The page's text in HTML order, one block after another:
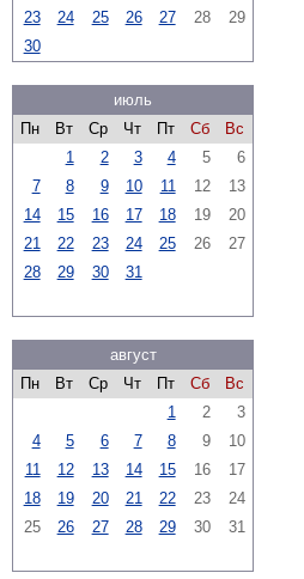
23
24 25 26 27 28
29
30
июль
Пн
Вт Ср Чт Пт Сб
Вс
1
2 3 4 5
6
7
8 9 10 11 12
13
14
15 16 17 18 19
20
21
22 23 24 25 26
27
28
29 30 31
август
Пн
Вт Ср Чт Пт Сб
Вс
1
2
3
4
5 6 7 8 9
10
11
12 13 14 15 16
17
18
19 20 21 22 23
24
25
26 27 28 29 30 31